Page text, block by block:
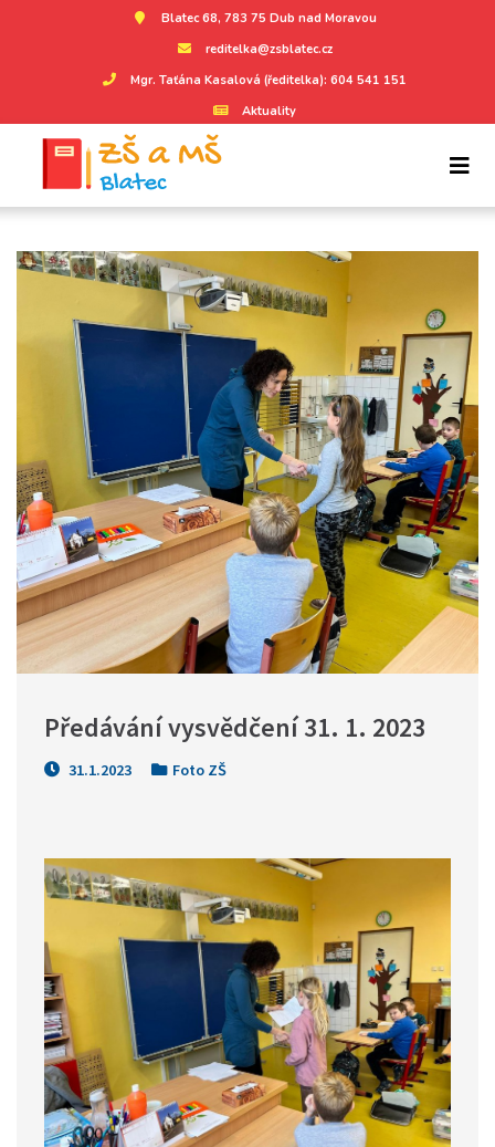
Blatec 68, 783 75 Dub nad Moravou
reditelka@zsblatec.cz
Mgr. Taťána Kasalová (ředitelka): 604 541 151
Aktuality
Předávání vysvědčení 31. 1. 2023
31.1.2023 Foto ZŠ